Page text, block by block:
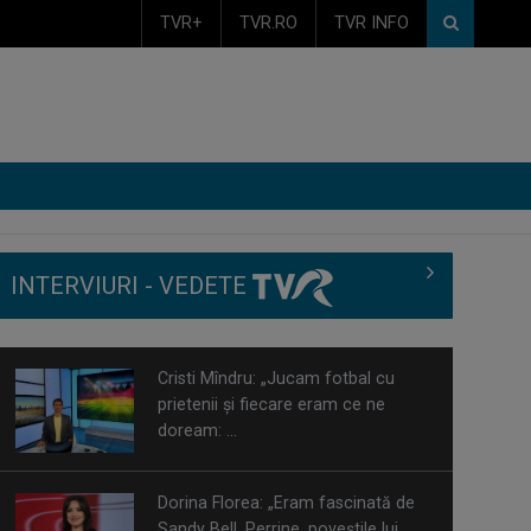
TVR+ TVR.RO TVR INFO
INTERVIURI - VEDETE
Cristi Mîndru: „Jucam fotbal cu
prietenii şi fiecare eram ce ne
doream: ...
Dorina Florea: „Eram fascinată de